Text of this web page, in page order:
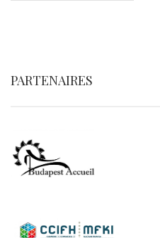
PARTENAIRES